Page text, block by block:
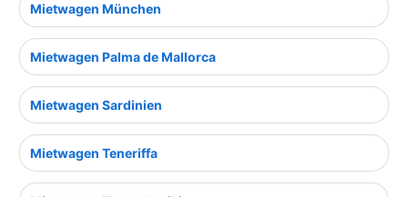
Mietwagen München
Mietwagen Palma de Mallorca
Mietwagen Sardinien
Mietwagen Teneriffa